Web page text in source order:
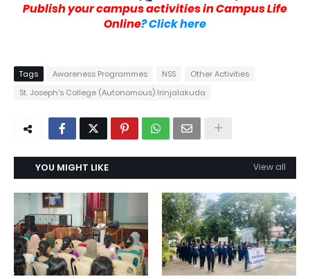
Publish your campus activities in Campus Life
Online? Click here
Tags Awareness Programmes NSS
Other Activities
St. Joseph's College (Autonomous) Irinjalakuda
YOU MIGHT LIKE View all